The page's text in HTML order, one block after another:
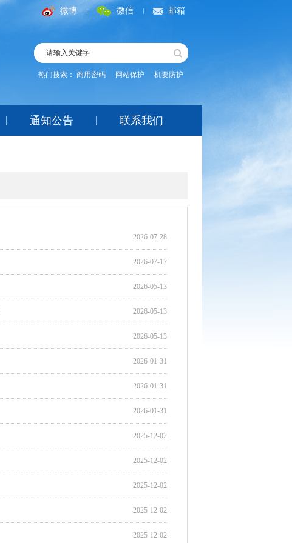
微博 微信 邮箱
热门搜索： 商用密码 网站保护 机要防护
通知公告 联系我们
2026-07-28
2026-07-17
2026-05-13
2026-05-13
2026-05-13
2026-01-31
2026-01-31
2026-01-31
2025-12-02
2025-12-02
2025-12-02
2025-12-02
2025-12-02